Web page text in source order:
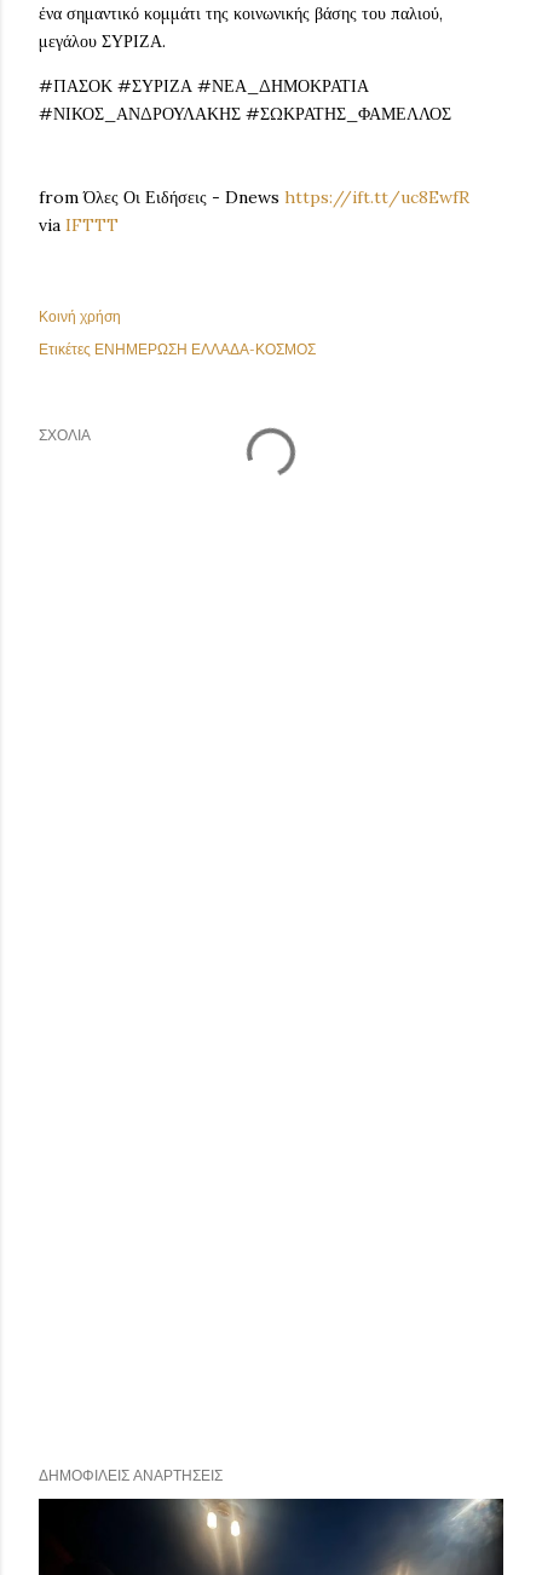
ένα σημαντικό κομμάτι της κοινωνικής βάσης του παλιού,
μεγάλου ΣΥΡΙΖΑ.
#ΠΑΣΟΚ #ΣΥΡΙΖΑ #ΝΕΑ_ΔΗΜΟΚΡΑΤΙΑ
#ΝΙΚΟΣ_ΑΝΔΡΟΥΛΑΚΗΣ #ΣΩΚΡΑΤΗΣ_ΦΑΜΕΛΛΟΣ
from Όλες Οι Ειδήσεις - Dnews https://ift.tt/uc8EwfR
via IFTTT
Κοινή χρήση
Ετικέτες ΕΝΗΜΕΡΩΣΗ ΕΛΛΑΔΑ-ΚΟΣΜΟΣ
ΣΧΌΛΙΑ
ΔΗΜΟΦΙΛΕΊΣ ΑΝΑΡΤΉΣΕΙΣ